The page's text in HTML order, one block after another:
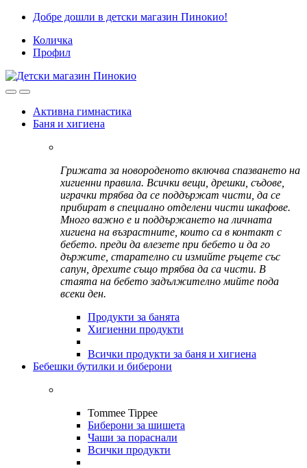
Skip
navigation
Skip
content
Добре дошли в детски магазин Пинокио!
Количка
Профил
Активна гимнастика
Баня и хигиена
Грижата за новороденото включва спазването на
хигиенни правила. Всички вещи, дрешки, съдове,
играчки трябва да се поддържат чисти, да се
прибират в специално отделени чисти шкафове.
Много важно е и поддържането на личната
хигиена на възрастните, които са в контакт с
бебето. преди да влезете при бебето и да го
държите, старателно си измийте ръцете със
сапун, дрехите също трябва да са чисти. В
стаята на бебето задължително мийте пода
всеки ден.
Продукти за банята
Хигиенни продукти
Всички продукти за баня и хигиена
Бебешки бутилки и биберони
Tommee Tippee
Биберони за шишета
Чаши за пораснали
Всички продукти